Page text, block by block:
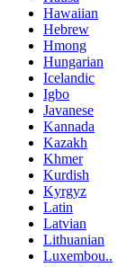
Hawaiian
Hebrew
Hmong
Hungarian
Icelandic
Igbo
Javanese
Kannada
Kazakh
Khmer
Kurdish
Kyrgyz
Latin
Latvian
Lithuanian
Luxembou..